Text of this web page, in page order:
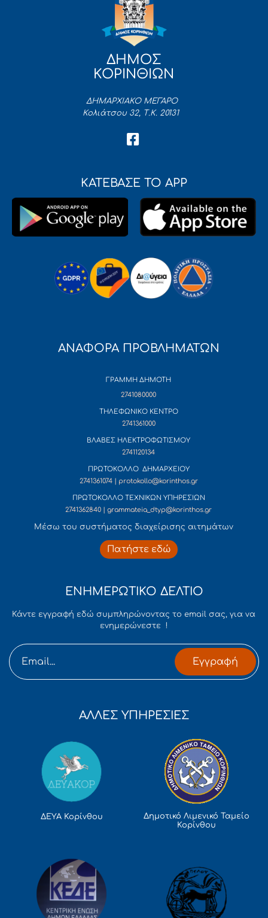
ΔΗΜΟΣ
ΚΟΡΙΝΘΙΩΝ
ΔΗΜΑΡΧΙΑΚΟ ΜΕΓΑΡΟ
Κολιάτσου 32, Τ.Κ. 20131
ΚΑΤΕΒΑΣΕ ΤΟ APP
ΑΝΑΦΟΡΑ ΠΡΟΒΛΗΜΑΤΩΝ
ΓΡΑΜΜΗ ΔΗΜΟΤΗ
2741080000
ΤΗΛΕΦΩΝΙΚΟ ΚΕΝΤΡΟ
2741361000
ΒΛΑΒΕΣ ΗΛΕΚΤΡΟΦΩΤΙΣΜΟΥ
2741120134
ΠΡΩΤΟΚΟΛΛΟ ΔΗΜΑΡΧΕΙΟΥ
2741361074 | protokollo@korinthos.gr
ΠΡΩΤΟΚΟΛΛΟ ΤΕΧΝΙΚΩΝ ΥΠΗΡΕΣΙΩΝ
2741362840 | grammateia_dtyp@korinthos.gr
Mέσω του συστήματος διαχείρισης αιτημάτων
Πατήστε εδώ
ΕΝΗΜΕΡΩΤΙΚΟ ΔΕΛΤΙΟ
Κάντε εγγραφή εδώ συμπληρώνοντας το email σας, για να
ενημερώνεστε !
Εγγραφή
ΑΛΛΕΣ ΥΠΗΡΕΣΙΕΣ
ΔΕΥΑ Κορίνθου
Δημοτικό Λιμενικό Ταμείο
Κορίνθου